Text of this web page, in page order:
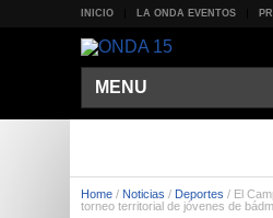
INICIO LA ONDA EVENTOS
MENU
Home / Noticias / Deportes / El
torneo territorial de jóvenes de